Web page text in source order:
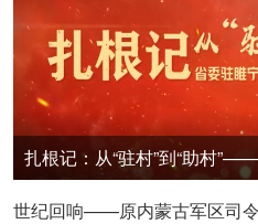
世纪回响——原内蒙古军区司